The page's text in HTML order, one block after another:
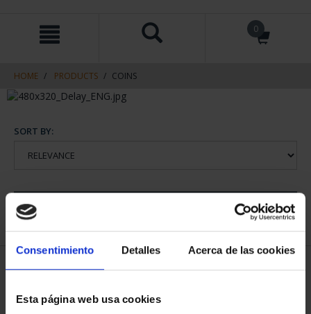
Consentimiento Detalles Acerca de las cookies
Esta página web usa cookies
navigation
0
HOME PRODUCTS COINS
SORT BY:
1 Products found